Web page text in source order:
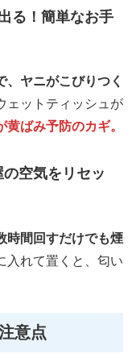
る！簡単なお手
ヤニがこびりつく
ェットティッシュが
ばみ予防のカギ。
空気をリセッ
時間回すだけでも煙
入れて置くと、匂い
意点